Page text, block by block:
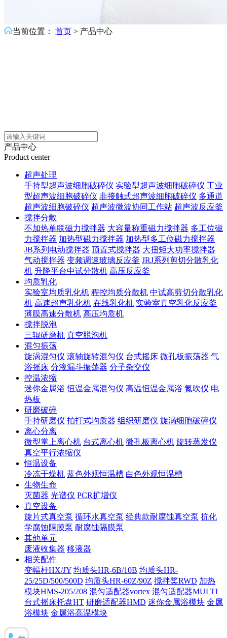
当前位置： 首页 > 产品中心
产品中心
Product center
超声处理
手持型超声波细胞破碎仪 实验型超声波细胞破碎仪 工业
型超声波细胞破碎仪 非接触式超声波细胞破碎仪 多通道
超声波细胞破碎仪 超声波微波协同工作站 超声波反应釜
搅拌分散
不加热单联磁力搅拌器 大容量称重磁力搅拌器 多工位磁
力搅拌器 加热型磁力搅拌器 加热型多工位磁力搅拌器
JB系列电动搅拌器 顶置式搅拌器 大扭矩大功率搅拌器
气动搅拌器 变频调速玻璃反应釜 JRJ系列剪切分散乳化
机 升降平台中试分散机 高压反应釜
均质乳化
实验室均质乳化机 程控均质分散机 中试高剪切分散乳化
机 高速超声乳化机 在线乳化机 实验室真空乳化反应釜
薄膜高速分散机 高压均质机
搅拌脱泡
三辊研磨机 真空脱泡机
混匀振荡
旋涡混匀仪 滚轴旋转混匀仪 台式摇床 微孔板振荡器 气
浴摇床 分液漏斗振荡器 分子杂交仪
控温浓缩
迷你金属浴 恒温金属混匀仪 高温恒温金属浴 氮吹仪 电
热板
研磨破碎
手持研磨仪 拍打式均质器 组织研磨仪 旋涡细胞破碎仪
离心分离
微型掌上离心机 台式离心机 微孔板离心机 旋转蒸发仪
真空平行浓缩仪
恒温设备
冷冻干燥机 蓝色外观恒温槽 白色外观恒温槽
生物生命
灭菌器 光谱仪 PCR扩增仪
真空设备
旋片式真空泵 循环水真空泵 经典款耐腐蚀真空泵 抗化
学腐蚀隔膜泵 耐腐蚀隔膜泵
其他单元
废液收集器 移液器
相关配件
变幅杆HX/JY 均质头HR-6B/10B 均质头HR-
25/25D/500/500D 均质头HR-60Z/90Z 搅拌桨RWD 加热
模块HMS-205/208 混匀适配器vortex 混匀适配器MULTI
台式摇床托盘HT 研磨适配器HMD 迷你金属浴模块 金属
浴模块 金属浴高温模块